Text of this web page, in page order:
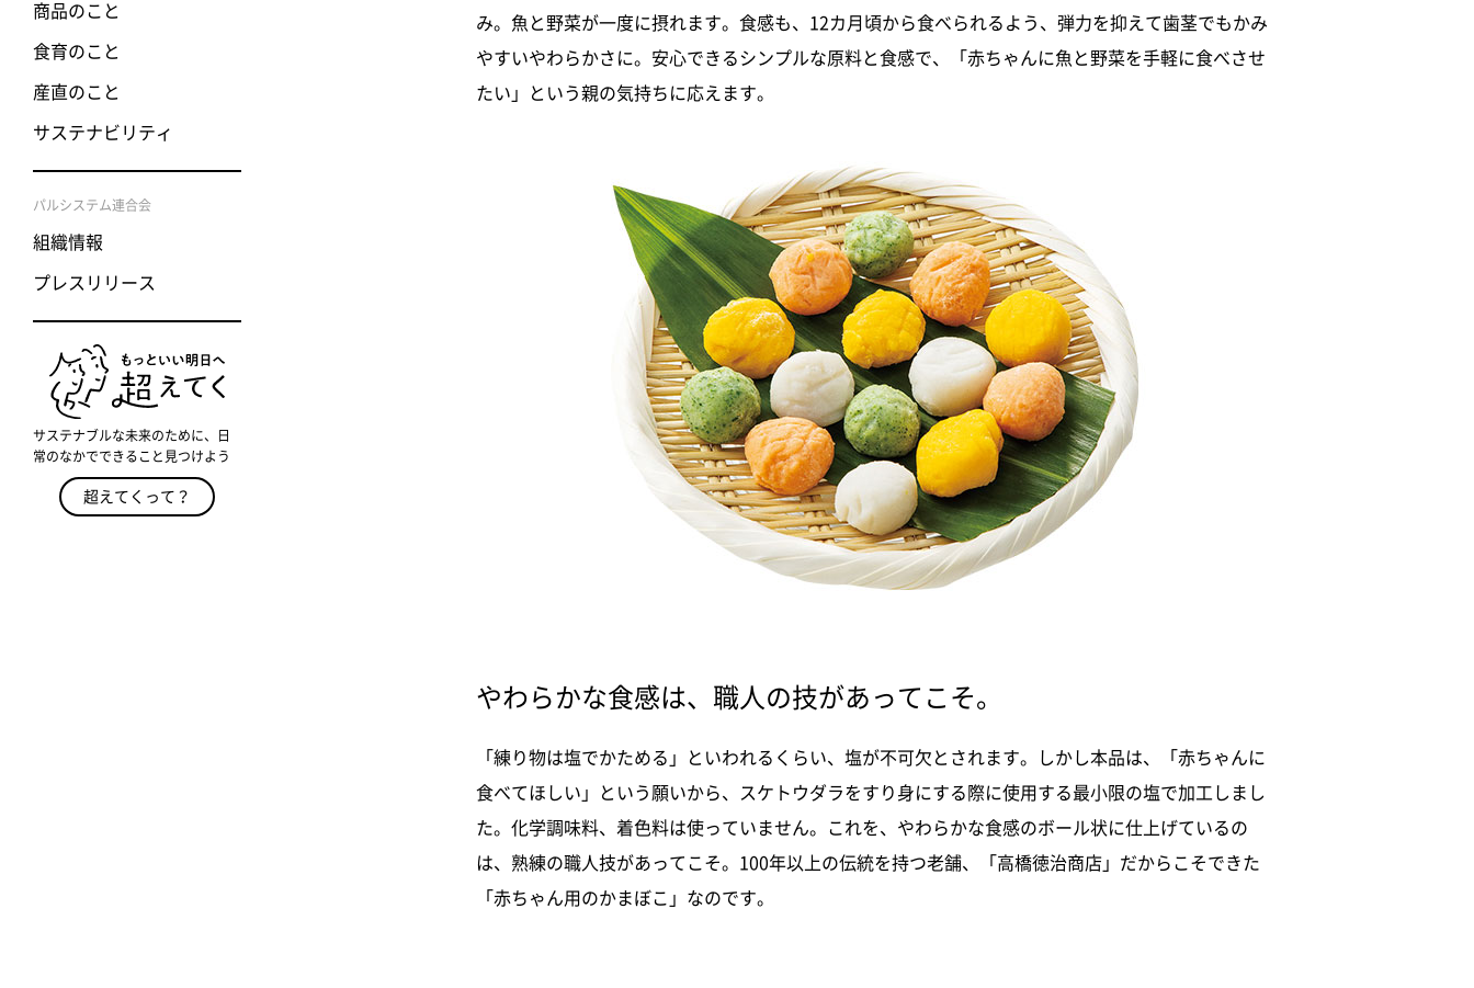
商品のこと
食育のこと
産直のこと
サステナビリティ
パルシステム連合会
組織情報
プレスリリース
サステナブルな未来のために、日
常のなかでできること見つけよう
超えてくって？
み。魚と野菜が一度に摂れます。食感も、12カ月頃から食べられるよう、弾力を抑えて歯茎でもかみ
やすいやわらかさに。安心できるシンプルな原料と食感で、「赤ちゃんに魚と野菜を手軽に食べさせ
たい」という親の気持ちに応えます。
やわらかな食感は、職人の技があってこそ。
「練り物は塩でかためる」といわれるくらい、塩が不可欠とされます。しかし本品は、「赤ちゃんに
食べてほしい」という願いから、スケトウダラをすり身にする際に使用する最小限の塩で加工しまし
た。化学調味料、着色料は使っていません。これを、やわらかな食感のボール状に仕上げているの
は、熟練の職人技があってこそ。100年以上の伝統を持つ老舗、「高橋徳治商店」だからこそできた
「赤ちゃん用のかまぼこ」なのです。